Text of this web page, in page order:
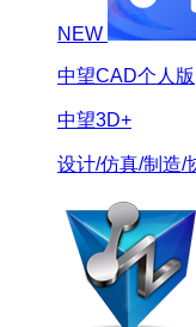
NEW
中望CAD个人版
中望3D+
设计/仿真/制造/